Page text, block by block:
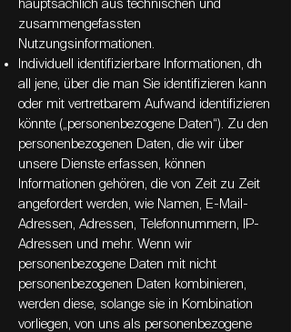
hauptsächlich aus technischen und
zusammengefassten
Nutzungsinformationen.
Individuell identifizierbare Informationen, dh
all jene, über die man Sie identifizieren kann
oder mit vertretbarem Aufwand identifizieren
könnte („personenbezogene Daten“). Zu den
personenbezogenen Daten, die wir über
unsere Dienste erfassen, können
Informationen gehören, die von Zeit zu Zeit
angefordert werden, wie Namen, E-Mail-
Adressen, Adressen, Telefonnummern, IP-
Adressen und mehr. Wenn wir
personenbezogene Daten mit nicht
personenbezogenen Daten kombinieren,
werden diese, solange sie in Kombination
vorliegen, von uns als personenbezogene